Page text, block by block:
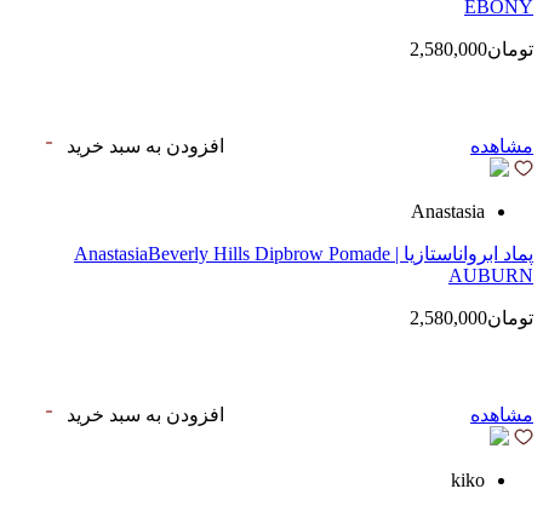
EBONY
تومان2,580,000
مشاهده افزودن به سبد خرید
Anastasia
پماد ابرواناستازیا | AnastasiaBeverly Hills Dipbrow Pomade
AUBURN
تومان2,580,000
مشاهده افزودن به سبد خرید
kiko